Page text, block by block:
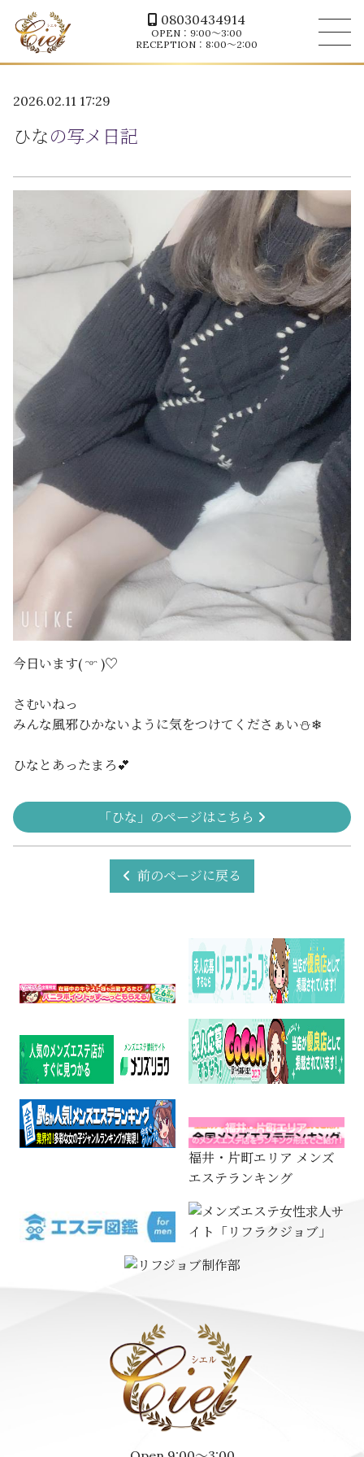
08030434914
OPEN：9:00～3:00
RECEPTION：8:00～2:00
2026.02.11 17:29
ひなの写メ日記
今日います( ᵔᵒᵔ )♡
さむいねっ
みんな風邪ひかないように気をつけてくださぁい⛄❄
ひなとあったまろ💕
「ひな」のページはこちら
前のページに戻る
福井・片町エリア メンズ
エステランキング